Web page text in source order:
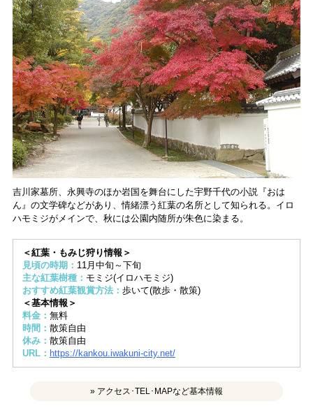
吉川家墓所、永興寺のほか岩国を舞台にした宇野千代の小説『おは
ん』の文学碑などがあり、情緒漂う紅葉の名所として知られる。イロ
ハモミジがメインで、秋には公園内随所が朱色に染まる。
＜紅葉・もみじ狩り情報＞
見頃の時期： 11月中旬～下旬
主な紅葉樹種： モミジ(イロハモミジ)
おすすめ紅葉観賞方法： 歩いて(散歩・散策)
＜基本情報＞
料金： 無料
時間： 散策自由
休み： 散策自由
URL： https://kankou.iwakuni-city.net/
» アクセス･TEL･MAPなど基本情報